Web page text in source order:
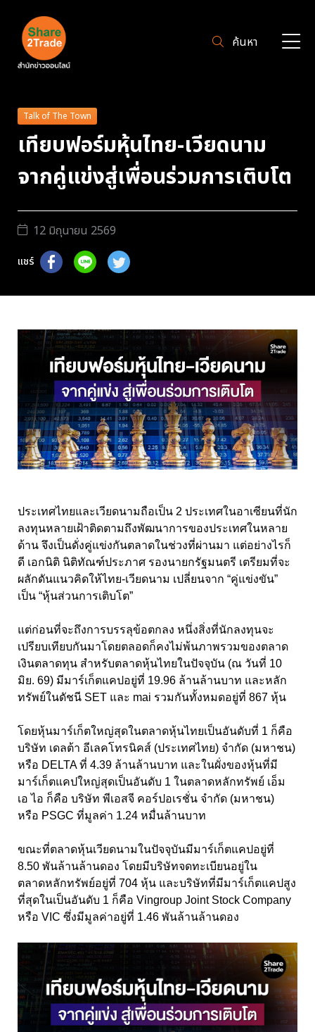
ค้นหา
Talk of The Town
เทียบฟอร์มหุ้นไทย-เวียดนาม
จากคู่แข่งสู่เพื่อนร่วมการเติบโต
12 มิถุนายน 2569
แชร์
ประเทศไทยและเวียดนามถือเป็น 2 ประเทศในอาเซียนที่นัก
ลงทุนหลายเฝ้าติดตามถึงพัฒนาการของประเทศในหลาย
ด้าน จึงเป็นดั่งคู่แข่งกันตลาดในช่วงที่ผ่านมา แต่อย่างไรก็
ดี เอกนิติ นิติทัณฑ์ประภาศ รองนายกรัฐมนตรี เตรียมที่จะ
ผลักดันแนวคิดให้ไทย-เวียดนาม เปลี่ยนจาก “คู่แข่งขัน”
เป็น “หุ้นส่วนการเติบโต”
แต่ก่อนที่จะถึงการบรรลุข้อตกลง หนึ่งสิ่งที่นักลงทุนจะ
เปรียบเทียบกันมาโดยตลอดก็คงไม่พ้นภาพรวมของตลาด
เงินตลาดทุน สำหรับตลาดหุ้นไทยในปัจจุบัน (ณ วันที่ 10
มิย. 69) มีมาร์เก็ตแคปอยู่ที่ 19.96 ล้านล้านบาท และหลัก
ทรัพย์ในดัชนี SET และ mai รวมกันทั้งหมดอยู่ที่ 867 หุ้น
โดยหุ้นมาร์เก็ตใหญ่สุดในตลาดหุ้นไทยเป็นอันดับที่ 1 ก็คือ
บริษัท เดลต้า อีเลคโทรนิคส์ (ประเทศไทย) จำกัด (มหาชน)
หรือ DELTA ที่ 4.39 ล้านล้านบาท และในผั่งของหุ้นที่มี
มาร์เก็ตแคปใหญ่สุดเป็นอันดับ 1 ในตลาดหลักทรัพย์ เอ็ม
เอ ไอ ก็คือ บริษัท พีเอสจี คอร์ปอเรชั่น จำกัด (มหาชน)
หรือ PSGC ที่มูลค่า 1.24 หมื่นล้านบาท
ขณะที่ตลาดหุ้นเวียดนามในปัจจุบันมีมาร์เก็ตแคปอยู่ที่
8.50 พันล้านล้านดอง โดยมีบริษัทจดทะเบียนอยู่ใน
ตลาดหลักทรัพย์อยู่ที่ 704 หุ้น และบริษัทที่มีมาร์เก็ตแคปสูง
ที่สุดในเป็นอันดับ 1 ก็คือ Vingroup Joint Stock Company
หรือ VIC ซึ่งมีมูลค่าอยู่ที่ 1.46 พันล้านล้านดอง